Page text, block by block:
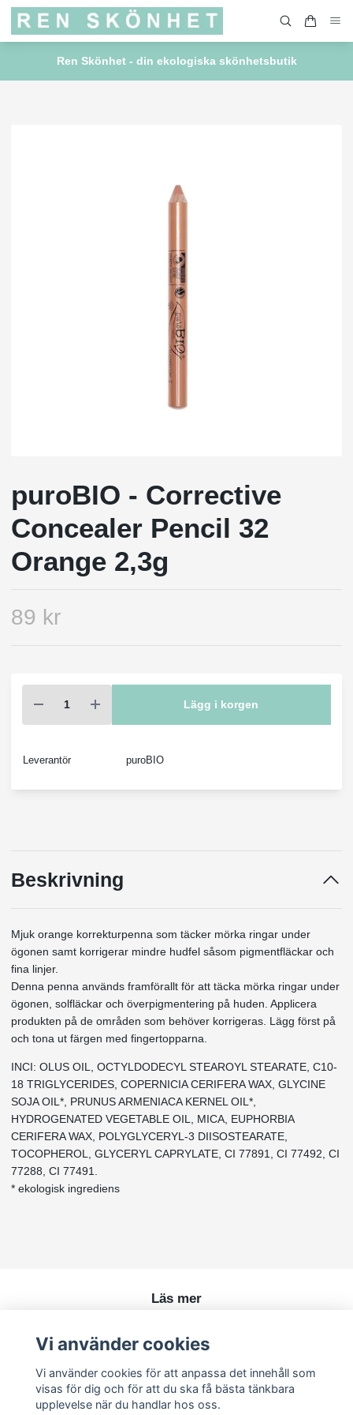
Ren Skönhet - din ekologiska skönhetsbutik
puroBIO - Corrective
Concealer Pencil 32
Orange 2,3g
89 kr
Lägg i korgen
Leverantör puroBIO
Beskrivning
Mjuk orange korrekturpenna som täcker mörka ringar under
ögonen samt korrigerar mindre hudfel såsom pigmentfläckar och
fina linjer.
Denna penna används framförallt för att täcka mörka ringar under
ögonen, solfläckar och överpigmentering på huden. Applicera
produkten på de områden som behöver korrigeras. Lägg först på
och tona ut färgen med fingertopparna.
INCI: OLUS OIL, OCTYLDODECYL STEAROYL STEARATE, C10-
18 TRIGLYCERIDES, COPERNICIA CERIFERA WAX, GLYCINE
SOJA OIL*, PRUNUS ARMENIACA KERNEL OIL*,
HYDROGENATED VEGETABLE OIL, MICA, EUPHORBIA
CERIFERA WAX, POLYGLYCERYL-3 DIISOSTEARATE,
TOCOPHEROL, GLYCERYL CAPRYLATE, CI 77891, CI 77492, CI
77288, CI 77491.
* ekologisk ingrediens
Läs mer
Kontakt
Vi använder cookies
Vi använder cookies för att anpassa det innehåll som
visas för dig och för att du ska få bästa tänkbara
upplevelse när du handlar hos oss.